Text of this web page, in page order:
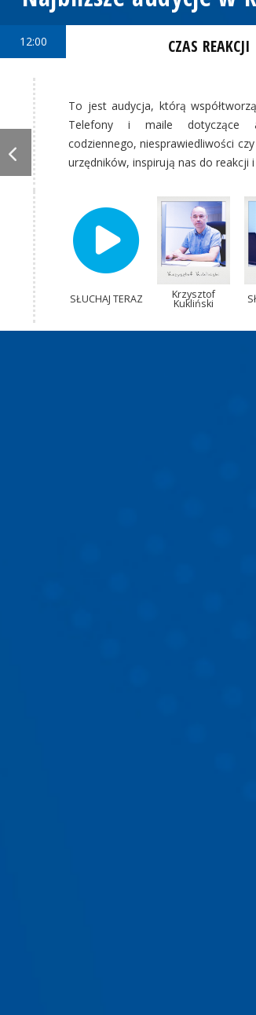
12:00 CZAS REAKCJI
To jest audycja, którą współtworzą
Telefony i maile dotyczące
codziennego, niesprawiedliwości czy
urzędników, inspirują nas do reakcji
SŁUCHAJ TERAZ Krzysztof
Kukliński